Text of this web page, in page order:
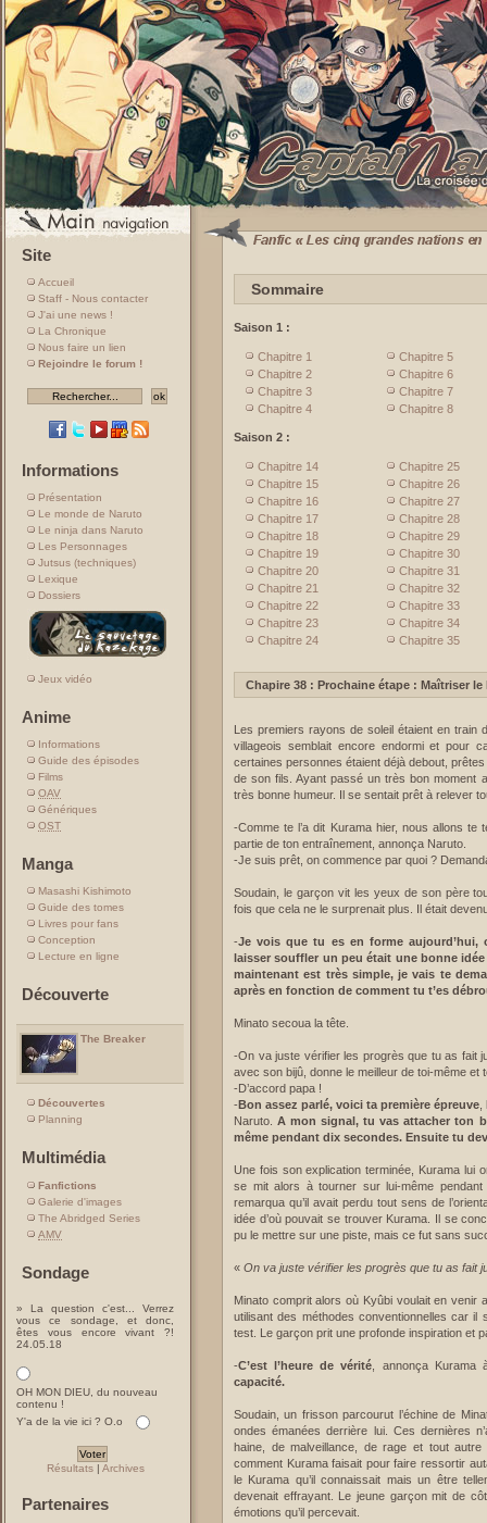
Site
Accueil
Staff - Nous contacter
J'ai une news !
La Chronique
Nous faire un lien
Rejoindre le forum !
Informations
Présentation
Le monde de Naruto
Le ninja dans Naruto
Les Personnages
Jutsus (techniques)
Lexique
Dossiers
Jeux vidéo
Anime
Informations
Guide des épisodes
Films
OAV
Génériques
OST
Manga
Masashi Kishimoto
Guide des tomes
Livres pour fans
Conception
Lecture en ligne
Découverte
The Breaker
Découvertes
Planning
Multimédia
Fanfictions
Galerie d'images
The Abridged Series
AMV
Sondage
» La question c'est... Verrez
vous ce sondage, et donc,
êtes vous encore vivant ?!
24.05.18
OH MON DIEU, du nouveau
contenu !
Y'a de la vie ici ? O.o
Résultats| Archives
Partenaires
Sommaire
Saison 1 :
Chapitre 1
Chapitre 2
Chapitre 3
Chapitre 4
Chapitre 5
Chapitre 6
Chapitre 7
Chapitre 8
Saison 2 :
Chapitre 14
Chapitre 15
Chapitre 16
Chapitre 17
Chapitre 18
Chapitre 19
Chapitre 20
Chapitre 21
Chapitre 22
Chapitre 23
Chapitre 24
Chapitre 25
Chapitre 26
Chapitre 27
Chapitre 28
Chapitre 29
Chapitre 30
Chapitre 31
Chapitre 32
Chapitre 33
Chapitre 34
Chapitre 35
Chapire 38 : Prochaine étape : Maîtriser le
Les premiers rayons de soleil étaient en train
villageois semblait encore endormi et pour
certaines personnes étaient déjà debout,
de son fils. Ayant passé un très bon moment
très bonne humeur. Il se sentait prêt à relever
-Comme te l’a dit Kurama hier, nous allons
partie de ton entraînement, annonça Naruto.
-Je suis prêt, on commence par quoi ?
Soudain, le garçon vit les yeux de son père
fois que cela ne le surprenait plus. Il était
-Je vois que tu es en forme aujourd’hui,
laisser souffler un peu était une bonne
maintenant est très simple, je vais te
après en fonction de comment tu t’es
Minato secoua la tête.
-On va juste vérifier les progrès que tu as fait
avec son bijû, donne le meilleur de toi-même et
-D’accord papa !
-Bon assez parlé, voici ta première épreuve
Naruto.A mon signal, tu vas attacher ton
même pendant dix secondes. Ensuite tu
Une fois son explication terminée, Kurama lui
se mit alors à tourner sur lui-même
remarqua qu’il avait perdu tout sens de
idée d’où pouvait se trouver Kurama. Il se
pu le mettre sur une piste, mais ce fut sans
« On va juste vérifier les progrès que tu as fait
Minato comprit alors où Kyûbi voulait en
utilisant des méthodes conventionnelles car il
test. Le garçon prit une profonde inspiration et
-C’est l’heure de vérité , annonça
capacité.
Soudain, un frisson parcourut l’échine de
ondes émanées derrière lui. Ces dernières
haine, de malveillance, de rage et tout autre
comment Kurama faisait pour faire ressortir
le Kurama qu’il connaissait mais un être
devenait effrayant. Le jeune garçon mit de
émotions qu’il percevait.